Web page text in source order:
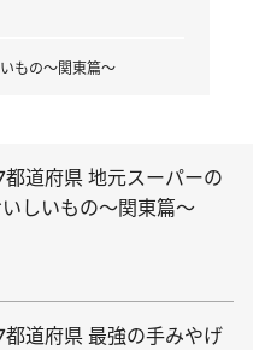
もの～関東篇～
都道府県 地元スーパーの
しいもの～関東篇～
都道府県 最強の手みやげ